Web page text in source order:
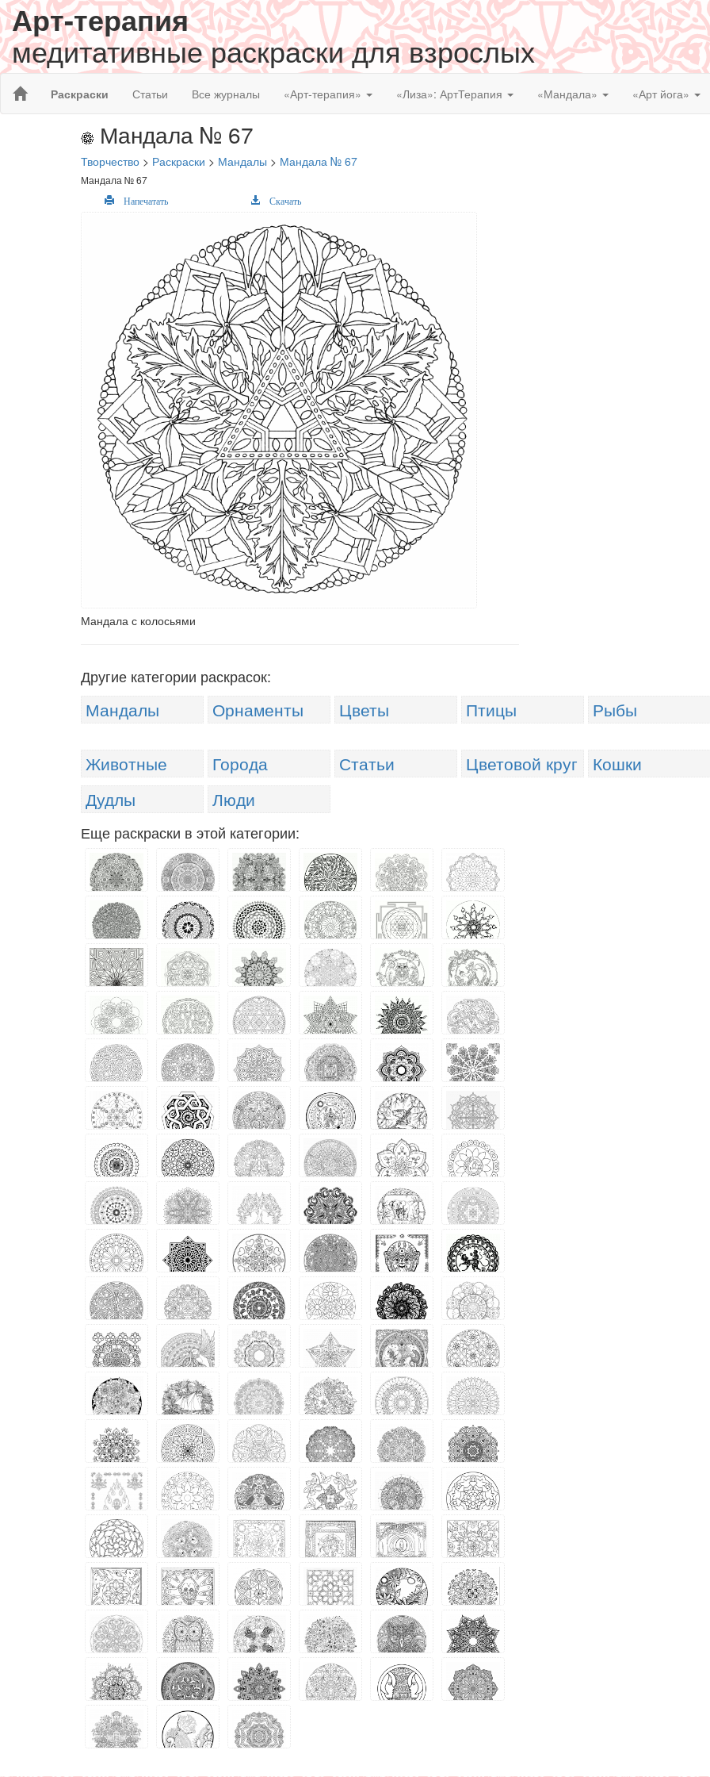
Арт-терапия
медитативные раскраски для взрослых
Раскраски Статьи Все журналы «Арт-терапия» «Лиза»: АртТерапия «Мандала» «Арт йога»
Мандала № 67
Творчество > Раскраски > Мандалы > Мандала № 67
Мандала № 67
Напечатать Скачать
Мандала с колосьями
Другие категории раскрасок:
Мандалы Орнаменты Цветы Птицы Рыбы
Животные
Города Статьи Цветовой круг Кошки
Дудлы
Люди
Еще раскраски в этой категории: